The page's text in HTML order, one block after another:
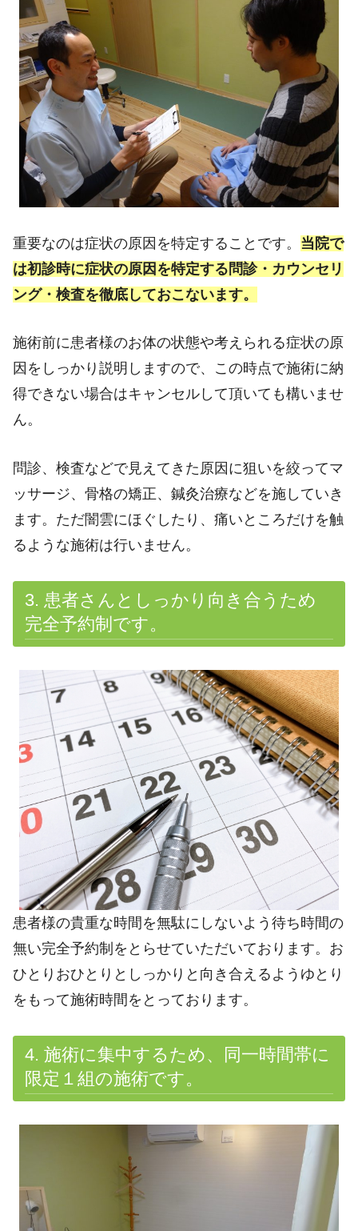
重要なのは症状の原因を特定することです。 当院で
は初診時に症状の原因を特定する問診・カウンセリ
ング・検査を徹底しておこないます。
施術前に患者様のお体の状態や考えられる症状の原
因をしっかり説明しますので、この時点で施術に納
得できない場合はキャンセルして頂いても構いませ
ん。
問診、検査などで見えてきた原因に狙いを絞ってマ
ッサージ、骨格の矯正、鍼灸治療などを施していき
ます。 ただ闇雲にほぐしたり、痛いところだけを触
るような施術は行いません。
3. 患者さんとしっかり向き合うため
完全予約制です。
患者様の貴重な時間を無駄にしないよう待ち時間の
無い完全予約制をとらせていただいております。お
ひとりおひとりとしっかりと向き合えるようゆとり
をもって施術時間をとっております。
4. 施術に集中するため、同一時間帯に
限定１組の施術です。